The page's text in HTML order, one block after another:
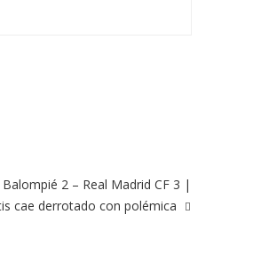
2 – Real Madrid CF 3 |
cae derrotado con polémica